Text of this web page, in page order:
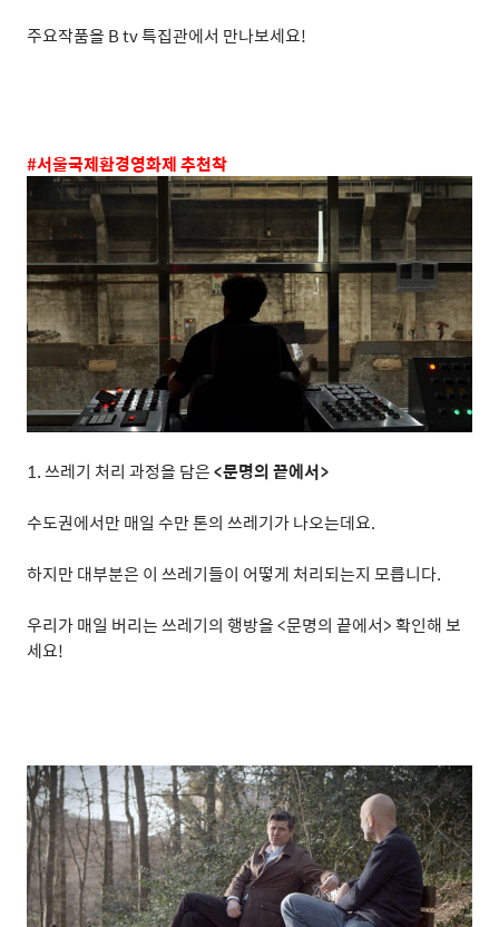
주요작품을 B tv특집관에서 만나보세요!
#서울국제환경영화제 추천착
1.쓰레기 처리 과정을 담은<문명의 끝에서>
수도권에서만 매일 수만 톤의 쓰레기가 나오는데요.
하지만 대부분은 이 쓰레기들이 어떻게 처리되는지 모릅니다.
우리가 매일 버리는 쓰레기의 행방을<문명의 끝에서>확인해 보
세요!